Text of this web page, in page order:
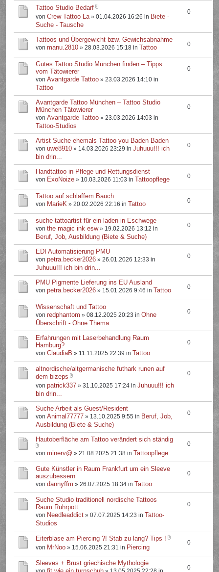
Tattoo Studio Bedarf
vonCrew Tattoo La» 01.04.2026 16:26 in Biete -
Suche - Tausche
0
Tattoos und Übergewicht bzw. Gewichsabnahme
vonmanu.2810 » 28.03.2026 15:18 in Tattoo 0
Gutes Tattoo Studio München finden – Tipps
vom Tätowierer
vonAvantgarde Tattoo » 23.03.2026 14:10 in
Tattoo
0
Avantgarde Tattoo München – Tattoo Studio
München Tätowierer
vonAvantgarde Tattoo » 23.03.2026 14:03 in
Tattoo-Studios
0
Artist Suche ehemals Tattoo you Baden Baden
vonuwe8910 » 14.03.2026 23:29 inJuhuuu!!! ich
bin drin...
0
Handtattoo in Pflege und Rettungsdienst
von ExoNoize » 10.03.2026 11:03 in Tattoopflege 0
Tattoo auf schlaffem Bauch
von MarieK » 20.02.2026 22:16 in Tattoo 0
suche tattoartist für ein laden in Eschwege
vonthe magic ink esw» 19.02.2026 13:12 in
Beruf, Job, Ausbildung (Biete & Suche)
0
EDI Automatisierung PMU
vonpetra.becker2026 » 26.01.2026 12:33 in
Juhuuu!!! ich bin drin...
0
PMU Pigmente Lieferung ins EU Ausland
vonpetra.becker2026 » 15.01.2026 9:46 in Tattoo 0
Wissenschaft und Tattoo
vonredphantom » 08.12.2025 20:23 inOhne
Überschrift - Ohne Thema
0
Erfahrungen mit Laserbehandlung Raum
Hamburg?
vonClaudiaB » 11.11.2025 22:39 in Tattoo
0
altnordische/altgermanische futhark runen auf
dem bizeps
vonpatrick337 » 31.10.2025 17:24 inJuhuuu!!! ich
bin drin...
0
Suche Arbeit als Guest/Resident
vonAnimal77777 » 13.10.2025 9:55 in Beruf, Job,
Ausbildung (Biete & Suche)
0
Hautoberfläche am Tattoo verändert sich ständig
vonminerv@ » 21.08.2025 21:38 in Tattoopflege
0
Gute Künstler in Raum Frankfurt um ein Sleeve
auszubessern
vondannyffm » 26.07.2025 18:34 in Tattoo
0
Suche Studio traditionell nordische Tattoos
Raum Ruhrpott
von Needleaddict » 07.07.2025 14:23 in Tattoo-
Studios
0
Eiterblase am Piercing ?! Stab zu lang? Tips !
von MrNoo » 15.06.2025 21:31 in Piercing
0
Sleeves + Brust griechische Mythologie
0